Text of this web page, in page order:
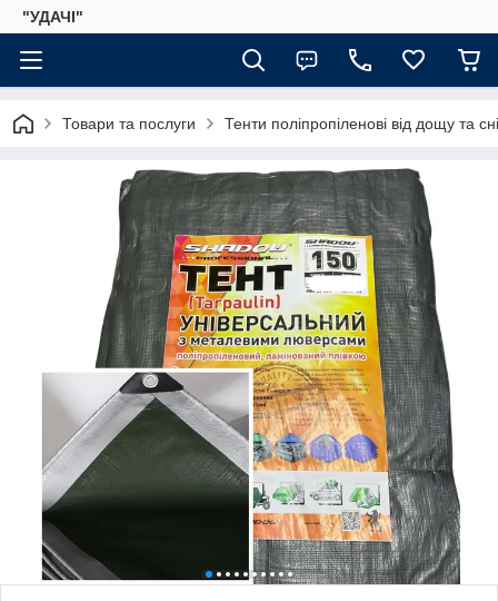
"УДАЧІ"
Товари та послуги Тенти поліпропіленові від дощу та